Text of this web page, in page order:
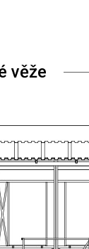
věže